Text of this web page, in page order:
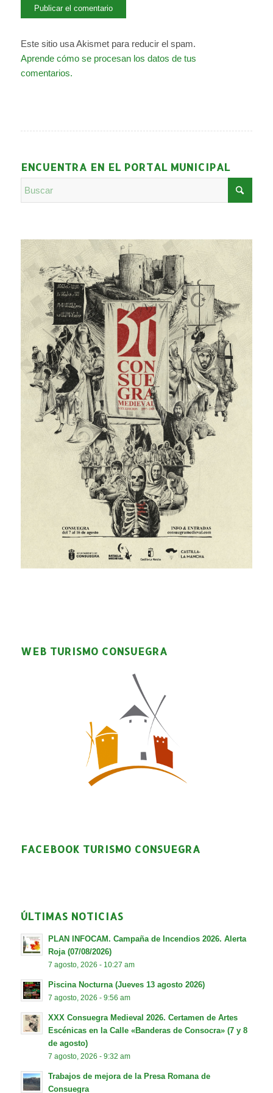
Este sitio usa Akismet para reducir el spam.
Aprende cómo se procesan los datos de tus
comentarios.
ENCUENTRA EN EL PORTAL MUNICIPAL
WEB TURISMO CONSUEGRA
FACEBOOK TURISMO CONSUEGRA
ÚLTIMAS NOTICIAS
PLAN INFOCAM. Campaña de Incendios 2026. Alerta
Roja (07/08/2026)
7 agosto, 2026 - 10:27 am
Piscina Nocturna (Jueves 13 agosto 2026)
7 agosto, 2026 - 9:56 am
XXX Consuegra Medieval 2026. Certamen de Artes
Escénicas en la Calle «Banderas de Consocra» (7 y 8
de agosto)
7 agosto, 2026 - 9:32 am
Trabajos de mejora de la Presa Romana de
Consuegra